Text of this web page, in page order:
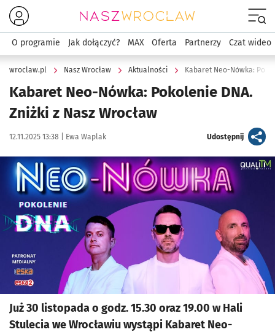
O programie Jak dołączyć? MAX Oferta Partnerzy Czat wideo
wroclaw.pl Nasz Wrocław Aktualności Kabaret Neo-Nówka:
Kabaret Neo-Nówka: Pokolenie DNA.
Zniżki z Nasz Wrocław
Data publikacji:
12.11.2025 13:38 | Autor:
Ewa Waplak Udostępnijartykuł
Kliknij, aby powiększyć
Już 30 listopada o godz. 15.30 oraz 19.00 w Hali
Stulecia we Wrocławiu wystąpi Kabaret Neo-